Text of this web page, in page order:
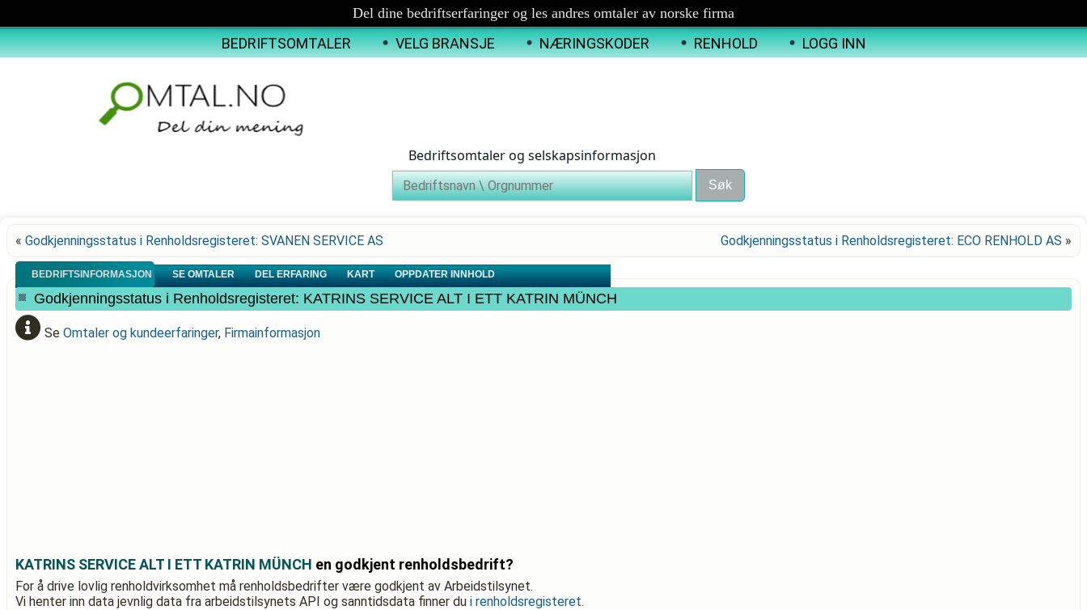
Del dine bedriftserfaringer og les andres omtaler av norske firma
BEDRIFTSOMTALER VELG BRANSJE NÆRINGSKODER RENHOLD LOGG INN
Bedriftsomtaler og selskapsinformasjon
« Godkjenningsstatus i Renholdsregisteret: SVANEN SERVICE AS Godkjenningsstatus i Renholdsregisteret: ECO RENHOLD AS »
BEDRIFTSINFORMASJON SE OMTALER DEL ERFARING KART OPPDATER INNHOLD
Godkjenningsstatus i Renholdsregisteret: KATRINS SERVICE ALT I ETT KATRIN MÜNCH
Se Omtaler og kundeerfaringer, Firmainformasjon
KATRINS SERVICE ALT I ETT KATRIN MÜNCH en godkjent renholdsbedrift?
For å drive lovlig renholdvirksomhet må renholdsbedrifter være godkjent av Arbeidstilsynet.
Vi henter inn data jevnlig data fra arbeidstilsynets API og sanntidsdata finner du i renholdsregisteret.